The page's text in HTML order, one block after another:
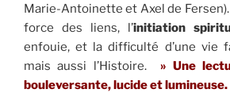
Marie-Antoinette et Axel de
force des liens, l’initiation
enfouie, et la difficulté d’une vie
mais aussi l’Histoire.
» Une
bouleversante, lucide et lumineuse.